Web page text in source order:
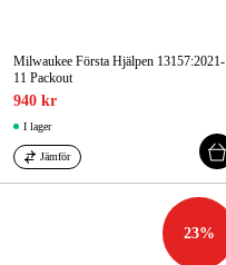
Milwaukee Första Hjälpen 13157:2021-
11 Packout
940 kr
I lager
Jämför
23%